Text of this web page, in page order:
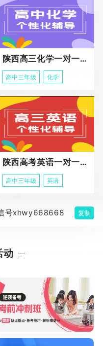
陕西高三化学一对一个性化辅导课程
高中三年级 化学
陕西高考英语一对一冲刺课程
高中三年级 英语
号xhwy668668 复制
动